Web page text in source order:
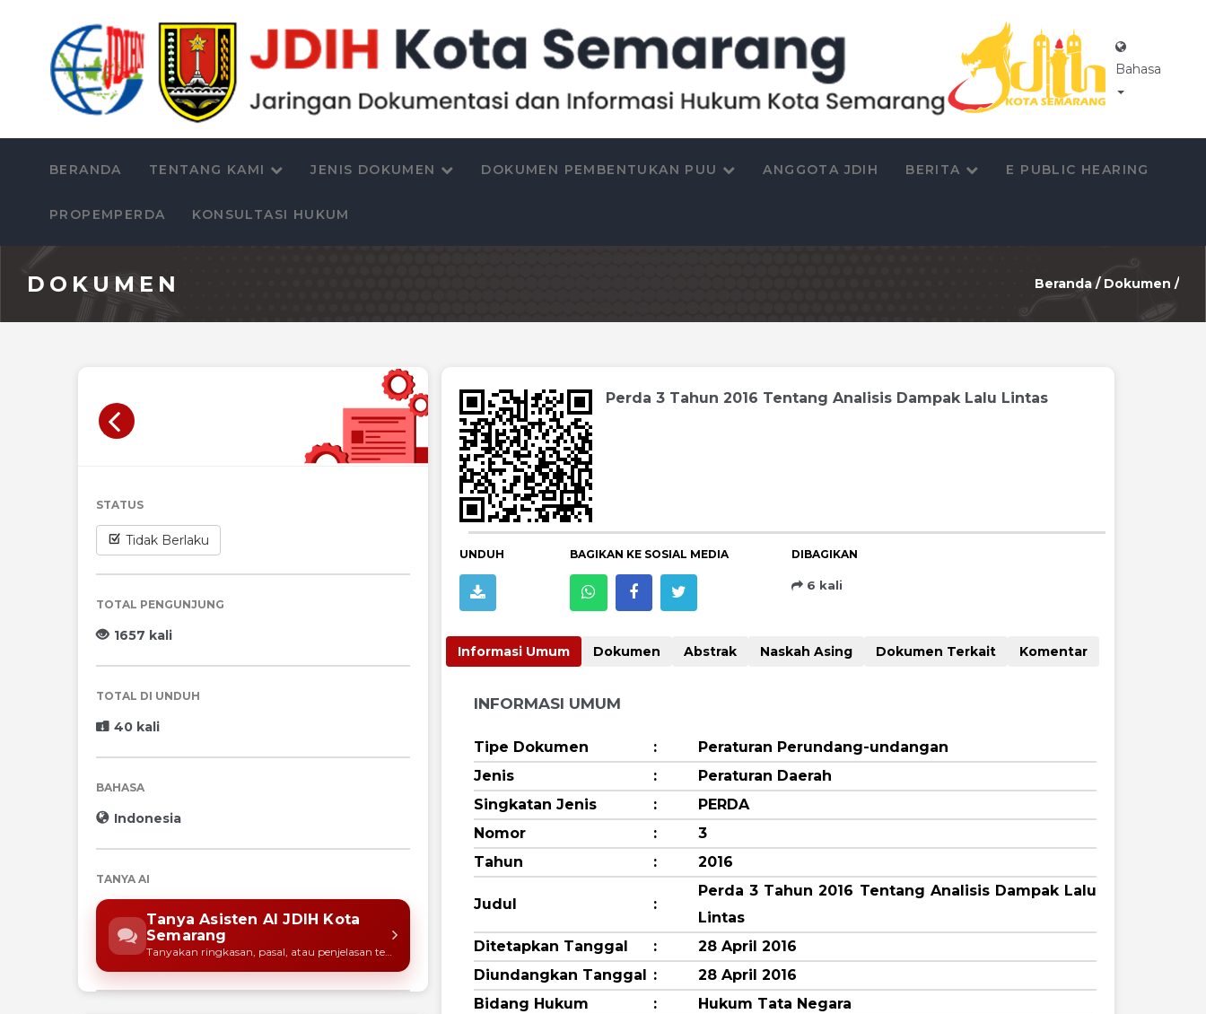
Bahasa
BERANDA TENTANG KAMI JENIS DOKUMEN DOKUMEN PEMBENTUKAN PUU ANGGOTA JDIH BERITA E PUBLIC HEARING
PROPEMPERDA KONSULTASI HUKUM
DOKUMEN Beranda / Dokumen /
STATUS
Tidak Berlaku
TOTAL PENGUNJUNG
1657 kali
TOTAL DI UNDUH
40 kali
BAHASA
Indonesia
TANYA AI
Tanya Asisten AI JDIH Kota
Semarang
Tanyakan ringkasan, pasal, atau penjelasan tentang dokumen ini
Perda 3 Tahun 2016 Tentang Analisis Dampak Lalu Lintas
UNDUH BAGIKAN KE SOSIAL MEDIA DIBAGIKAN
6 kali
Informasi Umum Dokumen Abstrak Naskah Asing Dokumen Terkait Komentar
INFORMASI UMUM
Tipe Dokumen :
Peraturan Perundang-undangan
Jenis
:
Peraturan Daerah
Singkatan Jenis
:
PERDA
Nomor
:
3
Tahun
: 2016
Judul :
Perda 3 Tahun 2016 Tentang Analisis Dampak Lalu
Lintas
Ditetapkan Tanggal
:
28 April 2016
Diundangkan Tanggal
:
28 April 2016
Bidang Hukum
: Hukum Tata Negara